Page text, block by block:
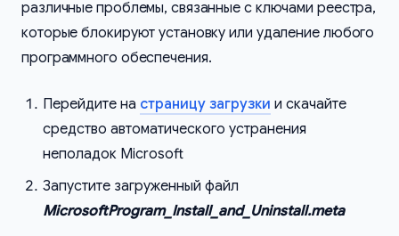
различные проблемы, связанные с ключами реестра,
которые блокируют установку или удаление любого
программного обеспечения.
Перейдите на страницу загрузки и скачайте
средство автоматического устранения
неполадок Microsoft
Запустите загруженный файл
MicrosoftProgram_Install_and_Uninstall.meta